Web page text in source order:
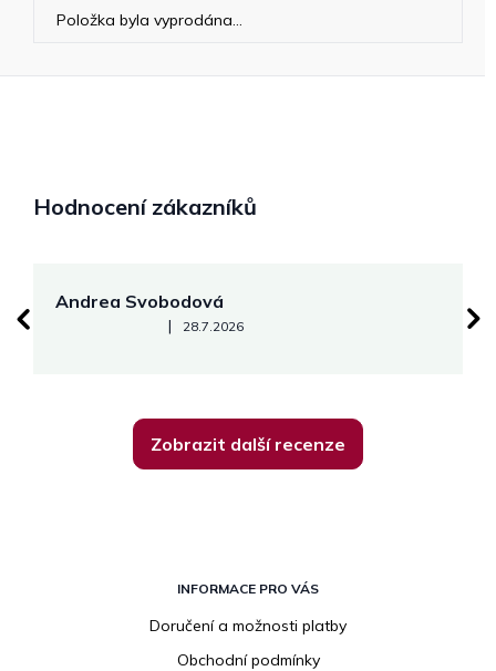
Položka byla vyprodána…
Hodnocení zákazníků
Andrea Svobodová
Hodnocení obchodu je 5 z 5 hvězdiček.
| 28.7.2026
Zobrazit další recenze
INFORMACE PRO VÁS
Doručení a možnosti platby
Obchodní podmínky